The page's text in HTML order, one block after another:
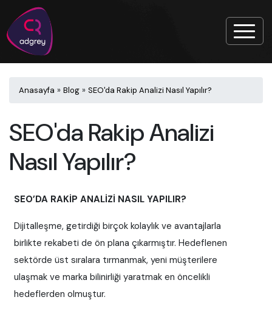
Anasayfa » Blog » SEO'da Rakip Analizi Nasıl Yapılır?
SEO'da Rakip Analizi
Nasıl Yapılır?
SEO’DA RAKİP ANALİZİ NASIL YAPILIR?
Dijitalleşme, getirdiği birçok kolaylık ve avantajlarla
birlikte rekabeti de ön plana çıkarmıştır. Hedeflenen
sektörde üst sıralara tırmanmak, yeni müşterilere
ulaşmak ve marka bilinirliği yaratmak en öncelikli
hedeflerden olmuştur.